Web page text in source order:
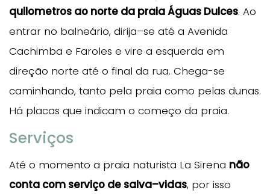
quilometros ao norte da praia Águas Dulces. Ao
entrar no balneário, dirija–se até a Avenida
Cachimba e Faroles e vire a esquerda em
direção norte até o final da rua. Chega-se
caminhando, tanto pela praia como pelas dunas.
Há placas que indicam o começo da praia.
Serviços
Até o momento a praia naturista La Sirena não
conta com serviço de salva–vidas, por isso